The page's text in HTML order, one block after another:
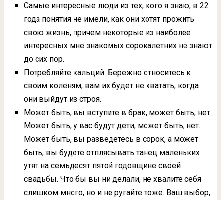
Самые интересные люди из тех, кого я знаю, в 22
года понятия не имели, как они хотят прожить
свою жизнь, причем некоторые из наиболее
интересных мне знакомых сорокалетних не знают
до сих пор.
Потребляйте кальций. Бережно относитесь к
своим коленям, вам их будет не хватать, когда
они выйдут из строя.
Может быть, вы вступите в брак, может быть, нет.
Может быть, у вас будут дети, может быть, нет.
Может быть, вы разведетесь в сорок, а может
быть, вы будете отплясывать танец маленьких
утят на семьдесят пятой годовщине своей
свадьбы. Что бы вы ни делали, не хвалите себя
слишком много, но и не ругайте тоже. Ваш выбор,